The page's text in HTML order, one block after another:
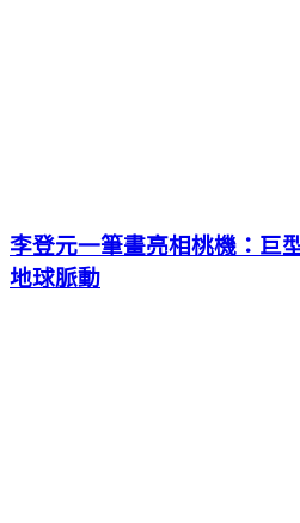
李登元一筆畫亮相桃機：巨
地球脈動